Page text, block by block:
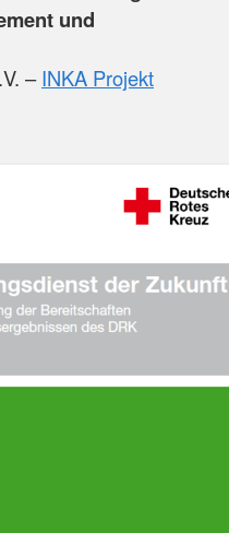
und
–INKA Projekt